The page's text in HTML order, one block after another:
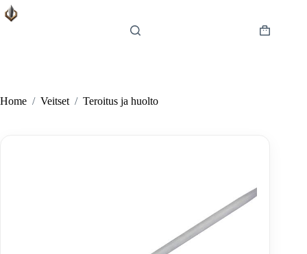
Skip
to
Shopping
Home / Veitset / Teroitus ja huolto